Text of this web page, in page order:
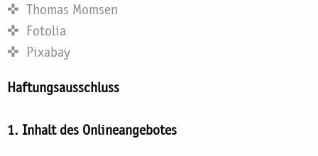
Thomas Momsen
Fotolia
Pixabay
Haftungsausschluss
1. Inhalt des Onlineangebotes